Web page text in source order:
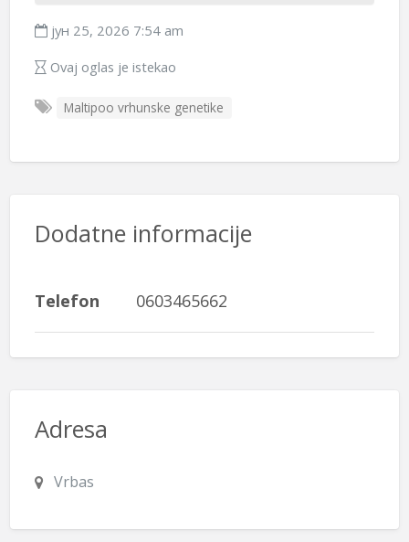
јун 25, 2026 7:54 am
Ovaj oglas je istekao
Maltipoo vrhunske genetike
Dodatne informacije
Telefon 0603465662
Adresa
Vrbas